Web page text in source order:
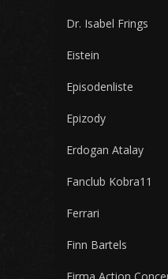
Dr. Isabel Frings
Eistein
Episodenliste
Epizody
Erdogan Atalay
Fanclub Kobra11
Ferrari
Finn Bartels